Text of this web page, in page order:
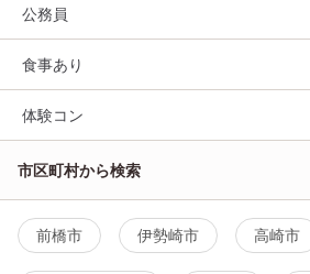
公務員
食事あり
体験コン
市区町村から検索
前橋市 伊勢崎市 高崎市